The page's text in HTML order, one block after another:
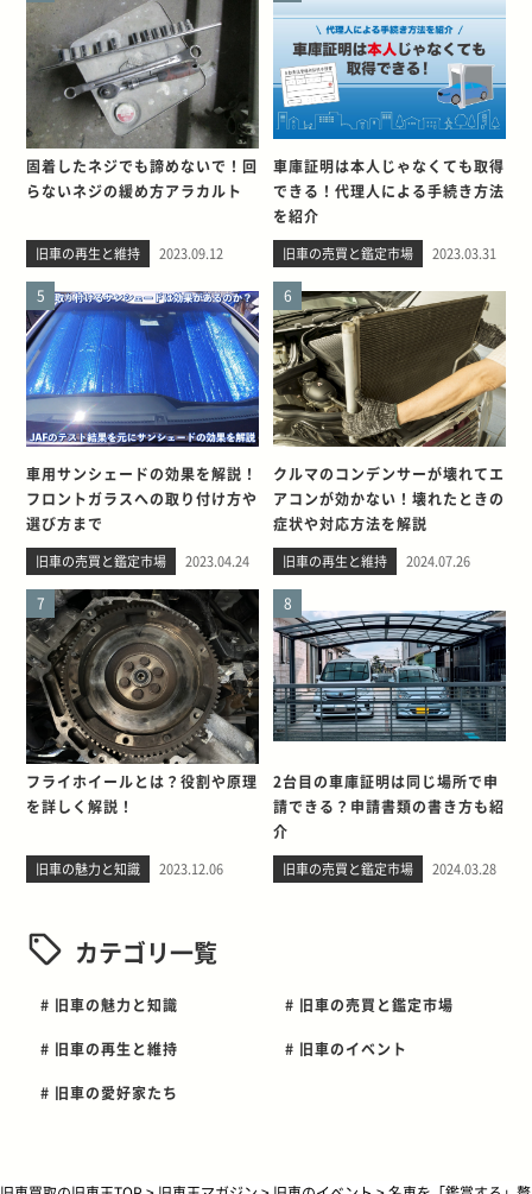
固着したネジでも諦めないで！回
らないネジの緩め方アラカルト
旧車の再生と維持 2023.09.12
車庫証明は本人じゃなくても取得
できる！代理人による手続き方法
を紹介
旧車の売買と鑑定市場 2023.03.31
5
車用サンシェードの効果を解説！
フロントガラスへの取り付け方や
選び方まで
旧車の売買と鑑定市場 2023.04.24
6
クルマのコンデンサーが壊れてエ
アコンが効かない！壊れたときの
症状や対応方法を解説
旧車の再生と維持 2024.07.26
7
フライホイールとは？役割や原理
を詳しく解説！
旧車の魅力と知識 2023.12.06
8
2台目の車庫証明は同じ場所で申
請できる？申請書類の書き方も紹
介
旧車の売買と鑑定市場 2024.03.28
カテゴリ一覧
# 旧車の魅力と知識 # 旧車の売買と鑑定市場
# 旧車の再生と維持 # 旧車のイベント
# 旧車の愛好家たち